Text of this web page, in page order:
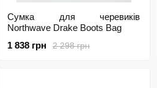
Сумка для черевиків
Northwave Drake Boots Bag
2 298 грн
1 838 грн